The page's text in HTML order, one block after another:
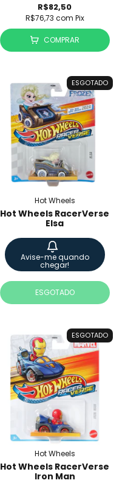
R$82,50
R$76,73 com Pix
COMPRAR
ESGOTADO
Hot Wheels
Hot Wheels RacerVerse
Elsa
Avise-me quando
chegar!
ESGOTADO
ESGOTADO
Hot Wheels
Hot Wheels RacerVerse
Iron Man